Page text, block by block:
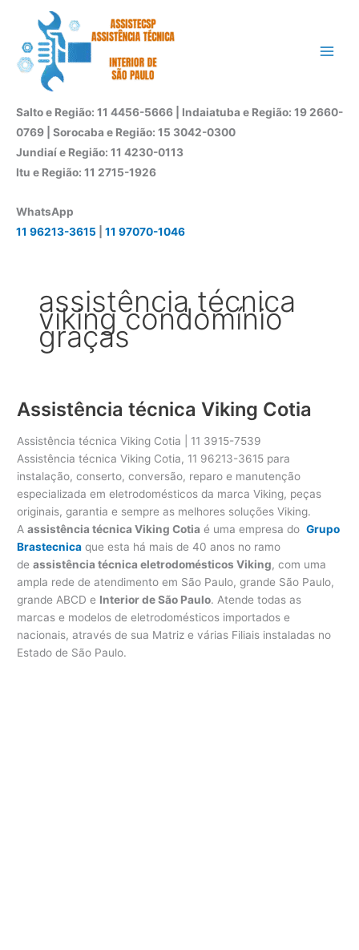
conteúdo
Salto e Região: 11 4456-5666 | Indaiatuba e Região: 19 2660-
0769 | Sorocaba e Região: 15 3042-0300
Jundiaí e Região: 11 4230-0113
Itu e Região: 11 2715-1926
WhatsApp
11 96213-3615
11 97070-1046
assistência técnica
viking condomínio
graças
Assistência técnica Viking Cotia
Assistência técnica Viking Cotia | 11 3915-7539
Assistência técnica Viking Cotia, 11 96213-3615 para
instalação, conserto, conversão, reparo e manutenção
especializada em eletrodomésticos da marca Viking, peças
originais, garantia e sempre as melhores soluções Viking.
Aassistência técnica Viking Cotia é uma empresa doGrupo
Brastecnica que esta há mais de 40 anos no ramo
deassistência técnica eletrodomésticos Viking, com uma
ampla rede de atendimento em São Paulo, grande São Paulo,
grande ABCD e Interior de São Paulo. Atende todas as
marcas e modelos de eletrodomésticos importados e
nacionais, através de sua Matriz e várias Filiais instaladas no
Estado de São Paulo.